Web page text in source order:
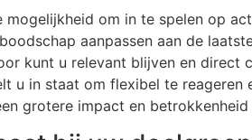
om in te spelen op
aanpassen aan de
kunt u relevant blijven en direct
u in staat om flexibel te reageren
grotere impact en